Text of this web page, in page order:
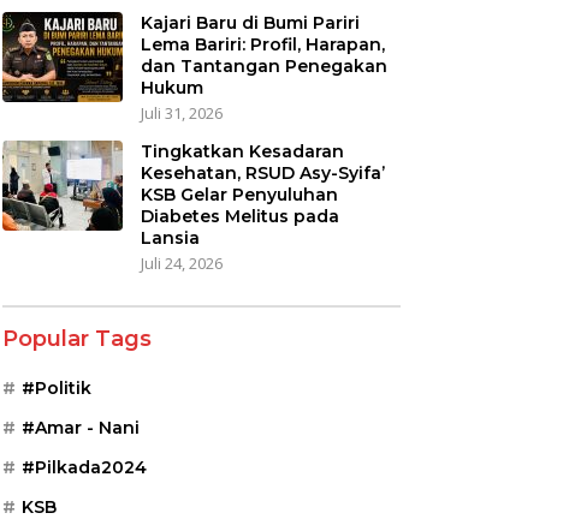
Kajari Baru di Bumi Pariri
Lema Bariri: Profil, Harapan,
dan Tantangan Penegakan
Hukum
Juli 31, 2026
Tingkatkan Kesadaran
Kesehatan, RSUD Asy-Syifa’
KSB Gelar Penyuluhan
Diabetes Melitus pada
Lansia
Juli 24, 2026
Popular Tags
#Politik
#Amar - Nani
#Pilkada2024
KSB